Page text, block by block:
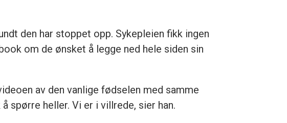
den har stoppet opp. Sykepleien fikk ingen
om de ønsket å legge ned hele siden sin
av den vanlige fødselen med samme
spørre heller. Vi er i villrede, sier han.